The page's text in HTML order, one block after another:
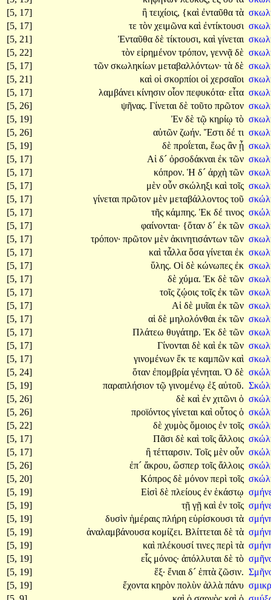
[5, 17]
ἢ τειχίοις, {καὶ ἐνταῦθα τὰ
[5, 17]
τε τὸν χειμῶνα καὶ ἐντίκτουσι
[5, 21]
Ἐνταῦθα δὲ τίκτουσι, καὶ γίνεται
[5, 22]
τὸν εἰρημένον τρόπον, γεννᾷ δὲ
[5, 17]
τῶν σκωληκίων μεταβαλλόντων· τὰ δὲ
[5, 21]
καὶ οἱ σκορπίοι οἱ χερσαῖοι
[5, 17]
λαμβάνει κίνησιν οἷον πεφυκότα· εἶτα
[5, 26]
ψῆνας. Γίνεται δὲ τοῦτο πρῶτον
[5, 19]
Ἐν δὲ τῷ κηρίῳ τὸ
[5, 26]
αὐτῶν ζωήν. Ἔστι δέ τι
[5, 19]
δὲ προΐεται, ἕως ἂν ᾖ
[5, 17]
Αἱ δ´ ὀρσοδάκναι ἐκ τῶν
[5, 17]
κόπρον. Ἡ δ´ ἀρχὴ τῶν
[5, 17]
μὲν οὖν σκώληξι καὶ τοῖς
[5, 17]
γίνεται πρῶτον μὲν μεταβάλλοντος τοῦ
[5, 17]
τῆς κάμπης. Ἐκ δέ τινος
[5, 17]
φαίνονται· {ὅταν δ´ ἐκ τῶν
[5, 17]
τρόπον· πρῶτον μὲν ἀκινητισάντων τῶν
[5, 17]
καὶ τἆλλα ὅσα γίνεται ἐκ
[5, 17]
ὕλης. Οἱ δὲ κώνωπες ἐκ
[5, 17]
δὲ χύμα. Ἐκ δὲ τῶν
[5, 17]
τοῖς ζῴοις τοῖς ἐκ τῶν
[5, 17]
Αἱ δὲ μυῖαι ἐκ τῶν
[5, 17]
αἱ δὲ μηλολόνθαι ἐκ τῶν
[5, 17]
Πλάτεω θυγάτηρ. Ἐκ δὲ τῶν
[5, 17]
Γίνονται δὲ καὶ ἐκ τῶν
[5, 17]
γινομένων ἔκ τε καμπῶν καὶ
[5, 24]
ὅταν ἐπομβρία γένηται. Ὁ δὲ
[5, 19]
παραπλήσιον τῷ γινομένῳ ἐξ αὐτοῦ.
[5, 26]
δὲ καὶ ἐν χιτῶνι ὁ
[5, 26]
προϊόντος γίνεται καὶ οὗτος ὁ
[5, 22]
δὲ χυμὸς ὅμοιος ἐν τοῖς
[5, 17]
Πᾶσι δὲ καὶ τοῖς ἄλλοις
[5, 17]
ἢ τέτταρσιν. Τοῖς μὲν οὖν
[5, 26]
ἐπ´ ἄκρου, ὥσπερ τοῖς ἄλλοις
[5, 20]
Κόπρος δὲ μόνον περὶ τοῖς
[5, 19]
Εἰσὶ δὲ πλείους ἐν ἑκάστῳ
[5, 19]
τῇ γῇ καὶ ἐν τοῖς
[5, 19]
δυσὶν ἡμέραις πλήρη εὑρίσκουσι τὰ
[5, 19]
ἀναλαμβάνουσα κομίζει. Βλίττεται δὲ τὰ
[5, 19]
καὶ πλέκουσί τινες περὶ τὰ
[5, 19]
εἷς μόνος· ἀπόλλυται δὲ τὸ
[5, 19]
ἕξ· ἔνιαι δ´ ἑπτὰ ζῶσιν.
[5, 19]
ἔχοντα κηρὸν πολὺν ἀλλὰ πάνυ